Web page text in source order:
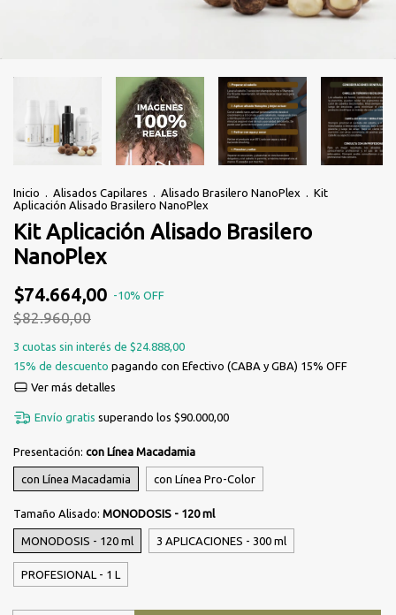
Inicio . Alisados Capilares . Alisado Brasilero NanoPlex . Kit
Aplicación Alisado Brasilero NanoPlex
Kit Aplicación Alisado Brasilero
NanoPlex
$74.664,00 -10% OFF
$82.960,00
3 cuotas sin interés de $24.888,00
15% de descuento pagando con Efectivo (CABA y GBA) 15% OFF
Ver más detalles
Envío gratis superando los $90.000,00
Presentación: con Línea Macadamia
con Línea Macadamia con Línea Pro-Color
Tamaño Alisado: MONODOSIS - 120 ml
MONODOSIS - 120 ml 3 APLICACIONES - 300 ml
PROFESIONAL - 1 L